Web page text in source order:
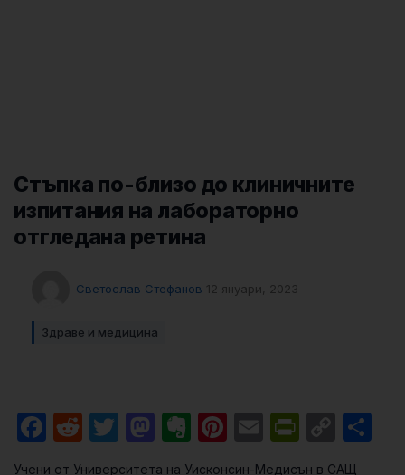
Стъпка по-близо до клиничните
изпитания на лабораторно
отгледана ретина
Светослав Стефанов 12 януари, 2023
Здраве и медицина
Facebook
RedditTwitter
Mastodon
Evernote
Pinterest
Email
Link
Учени от Университета на Уисконсин-Медисън в САЩ